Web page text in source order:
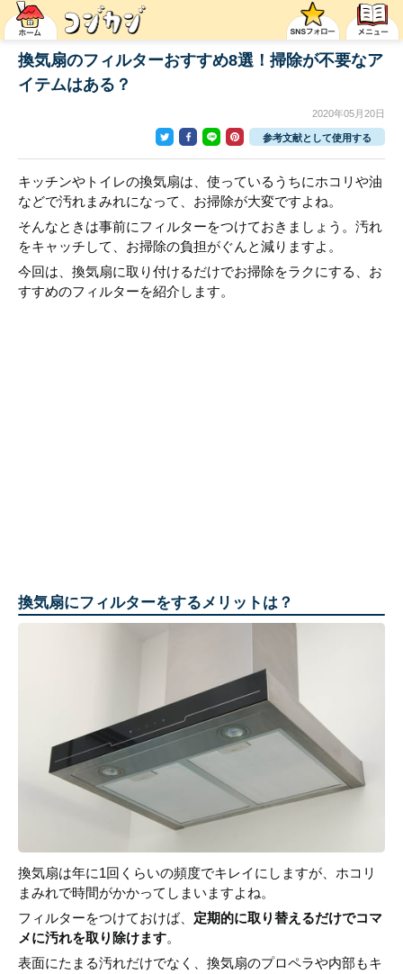
換気扇のフィルターおすすめ8選！掃除が不要なア
イテムはある？
2020年05月20日
参考文献として使用する
キッチンやトイレの換気扇は、使っているうちにホコリや油
などで汚れまみれになって、お掃除が大変ですよね。
そんなときは事前にフィルターをつけておきましょう。汚れ
をキャッチして、お掃除の負担がぐんと減りますよ。
今回は、換気扇に取り付けるだけでお掃除をラクにする、お
すすめのフィルターを紹介します。
換気扇にフィルターをするメリットは？
換気扇は年に1回くらいの頻度でキレイにしますが、ホコリ
まみれで時間がかかってしまいますよね。
フィルターをつけておけば、 定期的に取り替えるだけでコマ
メに汚れを取り除けます。
表面にたまる汚れだけでなく、換気扇のプロペラや内部もキ